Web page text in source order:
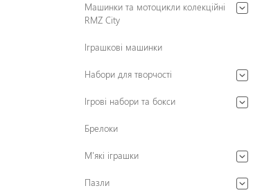
Машинки та мотоцикли колекційні
RMZ City
Іграшкові машинки
Набори для творчості
Ігрові набори та бокси
Брелоки
М'які іграшки
Пазли